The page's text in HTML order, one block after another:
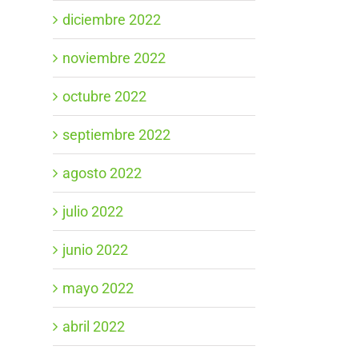
diciembre 2022
noviembre 2022
octubre 2022
septiembre 2022
agosto 2022
julio 2022
junio 2022
mayo 2022
abril 2022